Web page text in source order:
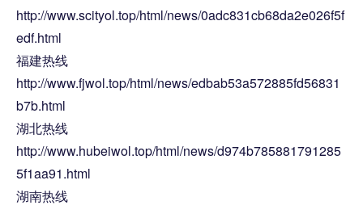
http://www.scityol.top/html/news/0adc831cb68da2e026f5f
edf.html
福建热线
http://www.fjwol.top/html/news/edbab53a572885fd56831
b7b.html
湖北热线
http://www.hubeiwol.top/html/news/d974b785881791285
5f1aa91.html
湖南热线